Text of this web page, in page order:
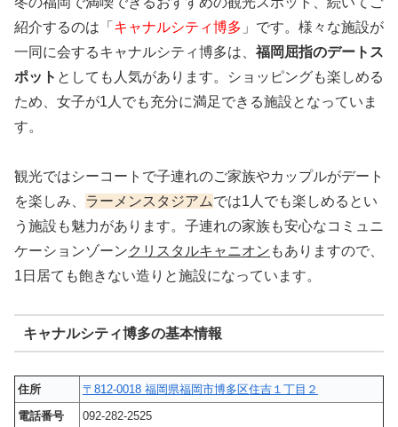
紹介するのは「 キャナルシティ博多 」です。様々な施設が
一同に会するキャナルシティ博多は、 福岡屈指のデートス
ポット としても人気があります。ショッピングも楽しめる
ため、女子が1人でも充分に満足できる施設となっていま
す。
観光ではシーコートで子連れのご家族やカップルがデート
を楽しみ、 ラーメンスタジアムでは1人でも楽しめるとい
う施設も魅力があります。子連れの家族も安心なコミュニ
ケーションゾーンクリスタルキャニオン もありますので、
1日居ても飽きない造りと施設になっています。
キャナルシティ博多の基本情報
住所
〒812-0018 福岡県福岡市博多区住吉１丁目２
電話番号
092-282-2525